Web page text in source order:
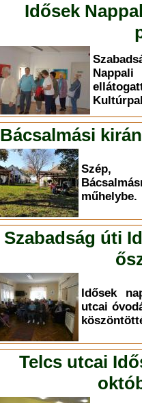
Idősek
Bácsalmási
Szép,
műhelybe.
Szabadság úti
Idősek
utcai
Telcs utcai